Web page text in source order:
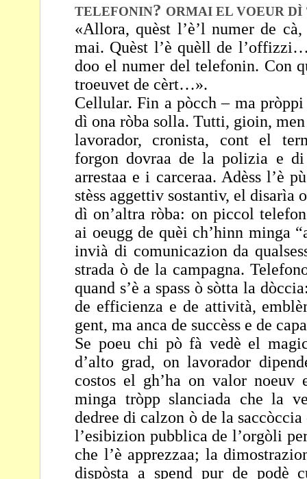
TELEFONIN? ORMAI EL VOEUR DÌ
«Allora, quèst l’è’l numer de
mai. Quèst l’è quèll de
doo el numer del telefonin. Con
troeuvet de cèrt…».
Cellular. Fin a pòcch – ma
dì ona ròba solla. Tutti, gioin,
lavorador, cronista, cont el
forgon dovraa de la polizia e di
arrestaa e i carceraa. Adèss l’è
stèss aggettiv sostantiv, el
dì on’altra ròba: on piccol
ai oeuggde quèi ch’hinn minga
invià di comunicazion da
strada ò de la campagna.
quand s’è a spass ò sòtta la
de efficienza e de attività,
gent, ma anca de succèss e de
Se poeu chi pò fà vedè el
d’alto grad, onlavorador
costos el gh’ha on valor noeuv
minga tròpp slanciada che la
dedree di calzon ò de la
l’esibizion pubblica de l’orgòli
che l’è apprezzaa; la
dispòsta a spend pur de podè